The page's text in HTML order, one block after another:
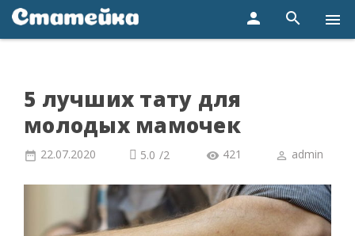
person search menu
5 лучших тату для
молодых мамочек
22.07.2020 5.0 /2 421 admin